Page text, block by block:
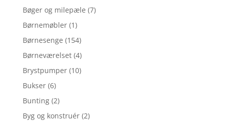
Bøger og milepæle (7)
Børnemøbler (1)
Børnesenge (154)
Børneværelset (4)
Brystpumper (10)
Bukser (6)
Bunting (2)
Byg og konstruér (2)